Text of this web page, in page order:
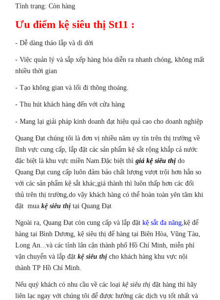
Tình trạng: Còn hàng
Ưu điểm kệ siêu thị St11 :
- Dễ dàng tháo lắp và di dời
- Việc quản lý và sắp xếp hàng hóa diễn ra nhanh chóng, không mất
nhiều thời gian
- Tạo không gian và lối đi thông thoáng.
- Thu hút khách hàng đến với cửa hàng
- Mang lại giải pháp kinh doanh đạt hiệu quả cao cho doanh nghiệp
Quang Đạt chúng tôi là đơn vị nhiều năm uy tín trên thị trường về
lĩnh vực cung cấp, lắp đặt các sản phẩm kệ sắt rộng khắp cả nước
đặc biệt là khu vực miền Nam.Đặc biệt thìgiá kệ siêu thị do
Quang Đạt cung cấp luôn đảm bảo chất lượng vượt trội hơn hẳn so
với các sản phẩm kệ sắt khác,giá thành thì luôn thấp hơn các đối
thủ trên thị trường,do vậy khách hàng có thể hoàn toàn yên tâm khi
đặt muakệ siêu thị tại Quang Đạt
Ngoài ra, Quang Đạt còn cung cấp và lắp đặtkệ sắt đa năng ,kệ để
hàng tại Bình Dương, kệ siêu thị để hàng tại Biên Hòa, Vũng Tàu,
Long An...và các tỉnh lân cận thành phố Hồ Chí Minh, miễn phí
vận chuyển và lắp đặtkệ siêu thị cho khách hàng khu vực nội
thành TP Hồ Chí Minh.
Nếu quý khách có nhu cầu về các loạikệ siêu thị đặt hàng thì hãy
liên lạc ngay với chúng tôi để được hưởng các dịch vụ tốt nhất và